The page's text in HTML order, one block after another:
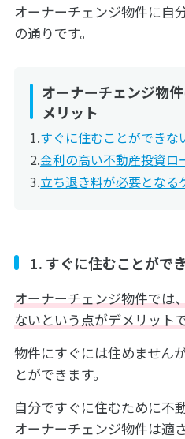
オーナーチェンジ物件に自
の通りです。
オーナーチェンジ物
メリット
すぐに住むことができな
金利の高い不動産投資ロ
立ち退き料が必要となる
1. すぐに住むことがで
オーナーチェンジ物件では
ないという点がデメリットで
物件にすぐには住めません
とができます。
自分ですぐに住むために不
オーナーチェンジ物件は適